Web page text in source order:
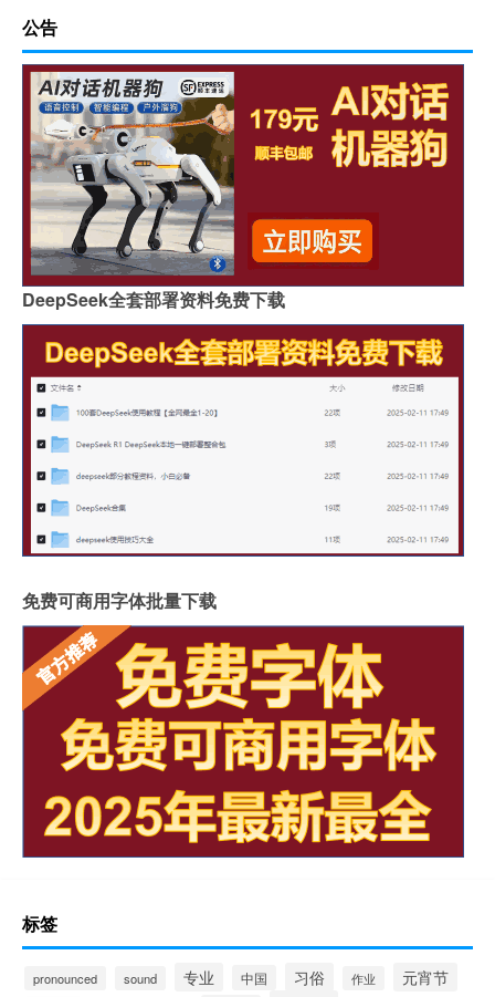
公告
DeepSeek全套部署资料免费下载
免费可商用字体批量下载
标签
pronounced sound 专业 中国 习俗 作业 元宵节